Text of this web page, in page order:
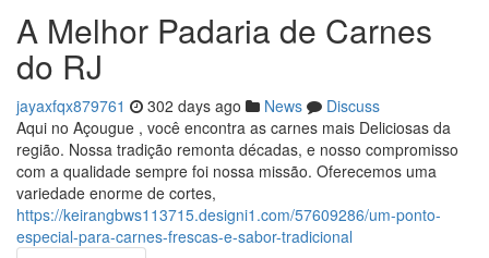
A Melhor Padaria de Carnes
do RJ
jayaxfqx879761 302 days ago News
Discuss
Aqui no Açougue , você encontra as carnes mais Deliciosas da
região. Nossa tradição remonta décadas, e nosso compromisso
com a qualidade sempre foi nossa missão. Oferecemos uma
variedade enorme de cortes,
https://keirangbws113715.designi1.com/57609286/um-ponto-
especial-para-carnes-frescas-e-sabor-tradicional